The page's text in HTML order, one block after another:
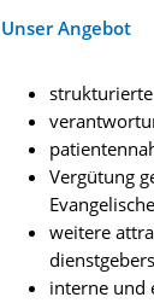
Unser Angebot
Vergütung
weitere
interne und